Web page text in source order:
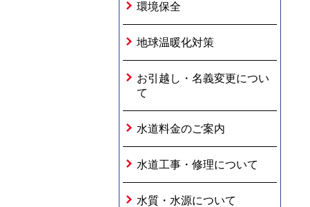
環境保全
地球温暖化対策
お引越し・名義変更につい
て
水道料金のご案内
水道工事・修理について
水質・水源について